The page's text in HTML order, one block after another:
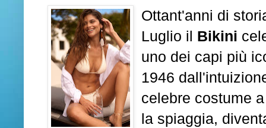
Ottant'anni di
Luglio il Bikini
uno dei capi più
1946
celebre costume
la spiaggia,